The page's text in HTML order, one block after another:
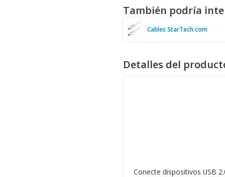
También podría
Cables StarTech.com
Detalles del
Conecte dispositivos USB